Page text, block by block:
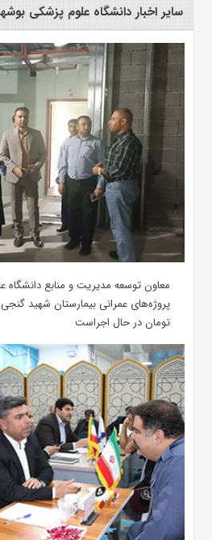
سایر اخبار دانشگاه علوم پزشکی
معاون توسعه مدیریت و منابع دانشگاه
تومان در حال اجراست